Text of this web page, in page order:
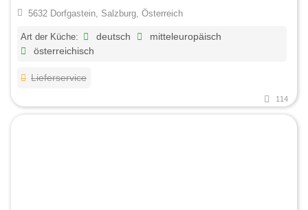
5632 Dorfgastein, Salzburg, Österreich
Art der Küche: deutsch
mitteleuropäisch
österreichisch
Lieferservice
114